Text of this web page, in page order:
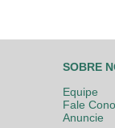
SOBRE
Equipe
Fale
Anuncie